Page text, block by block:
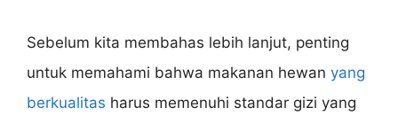
Sebelum kita membahas lebih lanjut, penting
untuk memahami bahwa makanan hewan yang
berkualitas harus memenuhi standar gizi yang